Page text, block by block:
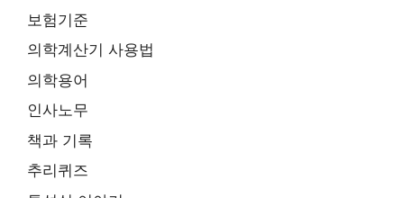
보험기준
의학계산기 사용법
의학용어
인사노무
책과 기록
추리퀴즈